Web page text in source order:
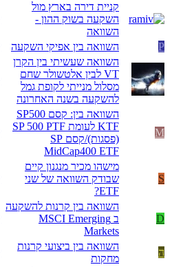
קניית דירה בארץ מול
השקעה בשוק ההון -
השוואה
P השוואה בין אפיקי השקעה
השוואה שעשיתי בין הקרן
VT לבין אלטשולר שחם
מסלול מנייתי לקופת גמל
להשקעה בשנה האחרונה
M
השוואה בין: קסם SP500
KTF לעומת SP 500 PTF
(פסגות)/קסם SP
MidCap400 ETF
S
מישהו מכיר מנגנון קיים
שבודק השוואה של שני
ETF?
D
השוואה בין קרנות להשקעה
ב MSCI Emerging
Markets
ה
השוואה בין ביצועי קרנות
מחקות